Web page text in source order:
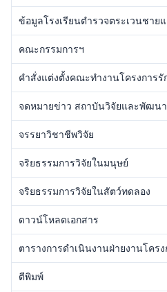
ข้อมูลโรงเรียนตำรวจตระเวนชาย
คณะกรรมการฯ
คำสั่งแต่งตั้งคณะทำงานโครงการรั
จดหมายข่าว สถาบันวิจัยและพัฒนา
จรรยาวิชาชีพวิจัย
จริยธรรมการวิจัยในมนุษย์
จริยธรรมการวิจัยในสัตว์ทดลอง
ดาวน์โหลดเอกสาร
ตารางการดำเนินงานฝ่ายงานโคร
ตีพิมพ์